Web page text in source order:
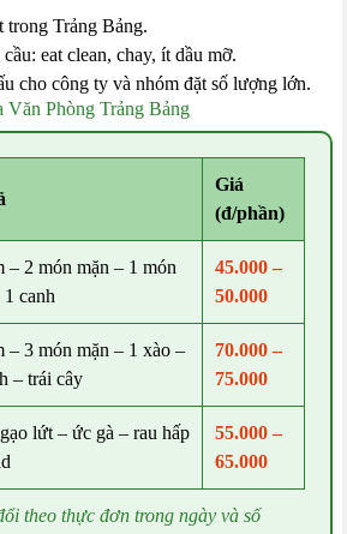
trong Trảng Bảng.
eat clean, chay, ít dầu mỡ.
cho công ty và nhóm đặt số lượng lớn.
Văn Phòng Trảng Bảng
Giá
(đ/phần)
– 2 món mặn – 1 món
canh
45.000 –
50.000
– 3 món mặn – 1 xào –
– trái cây
70.000 –
75.000
lứt – ức gà – rau hấp
55.000 –
65.000
theo thực đơn trong ngày và số